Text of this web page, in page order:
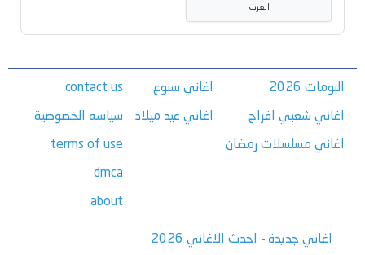
العرب
البومات 2026
اغاني شعبي افراح
اغاني مسلسلات رمضان
اغاني سبوع
اغاني عيد ميلاد
contact us
سياسه الخصوصية
terms of use
dmca
about
اغاني جديدة - احدث الاغاني 2026